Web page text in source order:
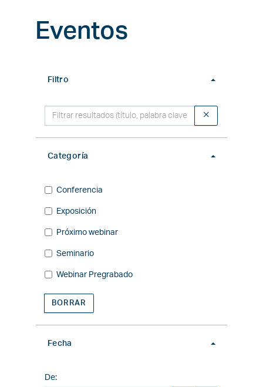
Eventos
Filtro
Filtro
Categoría
Categoría
Conferencia
Exposición
Próximo webinar
Seminario
Webinar Pregrabado
BORRAR
Fecha
De: